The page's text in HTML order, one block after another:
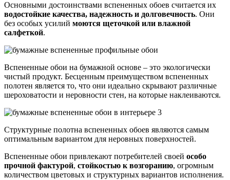
Основными достоинствами вспененных обоев считается их
водостойкие качества, надежность и долговечность. Они
без особых усилий моются щеточкой или влажной
салфеткой.
Вспененные обои на бумажной основе – это экологически
чистый продукт. Бесценным преимуществом вспененных
полотен является то, что они идеально скрывают различные
шероховатости и неровности стен, на которые наклеиваются.
Структурные полотна вспененных обоев являются самым
оптимальным вариантом для неровных поверхностей.
Вспененные обои привлекают потребителей своей особо
прочной фактурой, стойкостью к возгоранию, огромным
количеством цветовых и структурных вариантов исполнения.